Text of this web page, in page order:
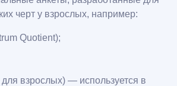
черт у взрослых, например:
Quotient);
взрослых) — используется в